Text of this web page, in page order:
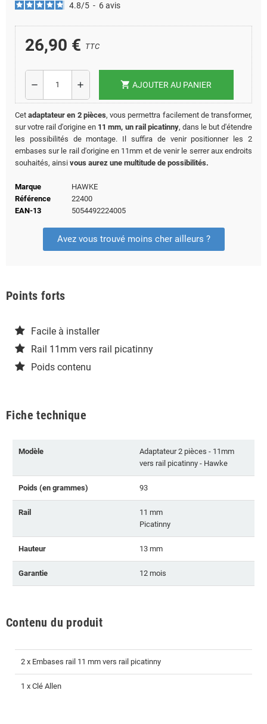
4.8/5 - 6avis
26,90 € TTC
remove add shopping_cart AJOUTER AU PANIER
Cetadaptateur en 2 pièces, vous permettra facilement de transformer,
sur votre rail d'origine en 11 mm, un rail picatinny, dans le but d'étendre
les possibilités de montage. Il suffira de venir positionner les 2
embases sur le rail d'origine en 11mm et de venir le serrer aux endroits
souhaités, ainsi vous aurez une multitude de possibilités.
Marque
HAWKE
Référence
22400
EAN-13
5054492224005
Avez vous trouvé moins cher ailleurs ?
Points forts
Facile à installer
Rail 11mm vers rail picatinny
Poids contenu
Fiche technique
Modèle
Adaptateur 2 pièces - 11mm
vers rail picatinny - Hawke
Poids (en grammes) 93
Rail
11 mm
Picatinny
Hauteur 13 mm
Garantie 12 mois
Contenu du produit
2 x Embases rail 11 mm vers rail picatinny
1 x Clé Allen